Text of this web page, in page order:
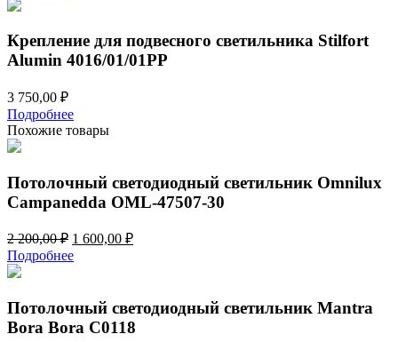
Крепление для подвесного светильника Stilfort
Alumin 4016/01/01PP
3 750,00 ₽
Подробнее
Похожие товары
Потолочный светодиодный светильник Omnilux
Campanedda OML-47507-30
2 200,00₽ Первоначальная
цена
составляла
200,00 ₽.
1 600,00 ₽Текущая
Подробнее
Потолочный светодиодный светильник Mantra
Bora Bora C0118